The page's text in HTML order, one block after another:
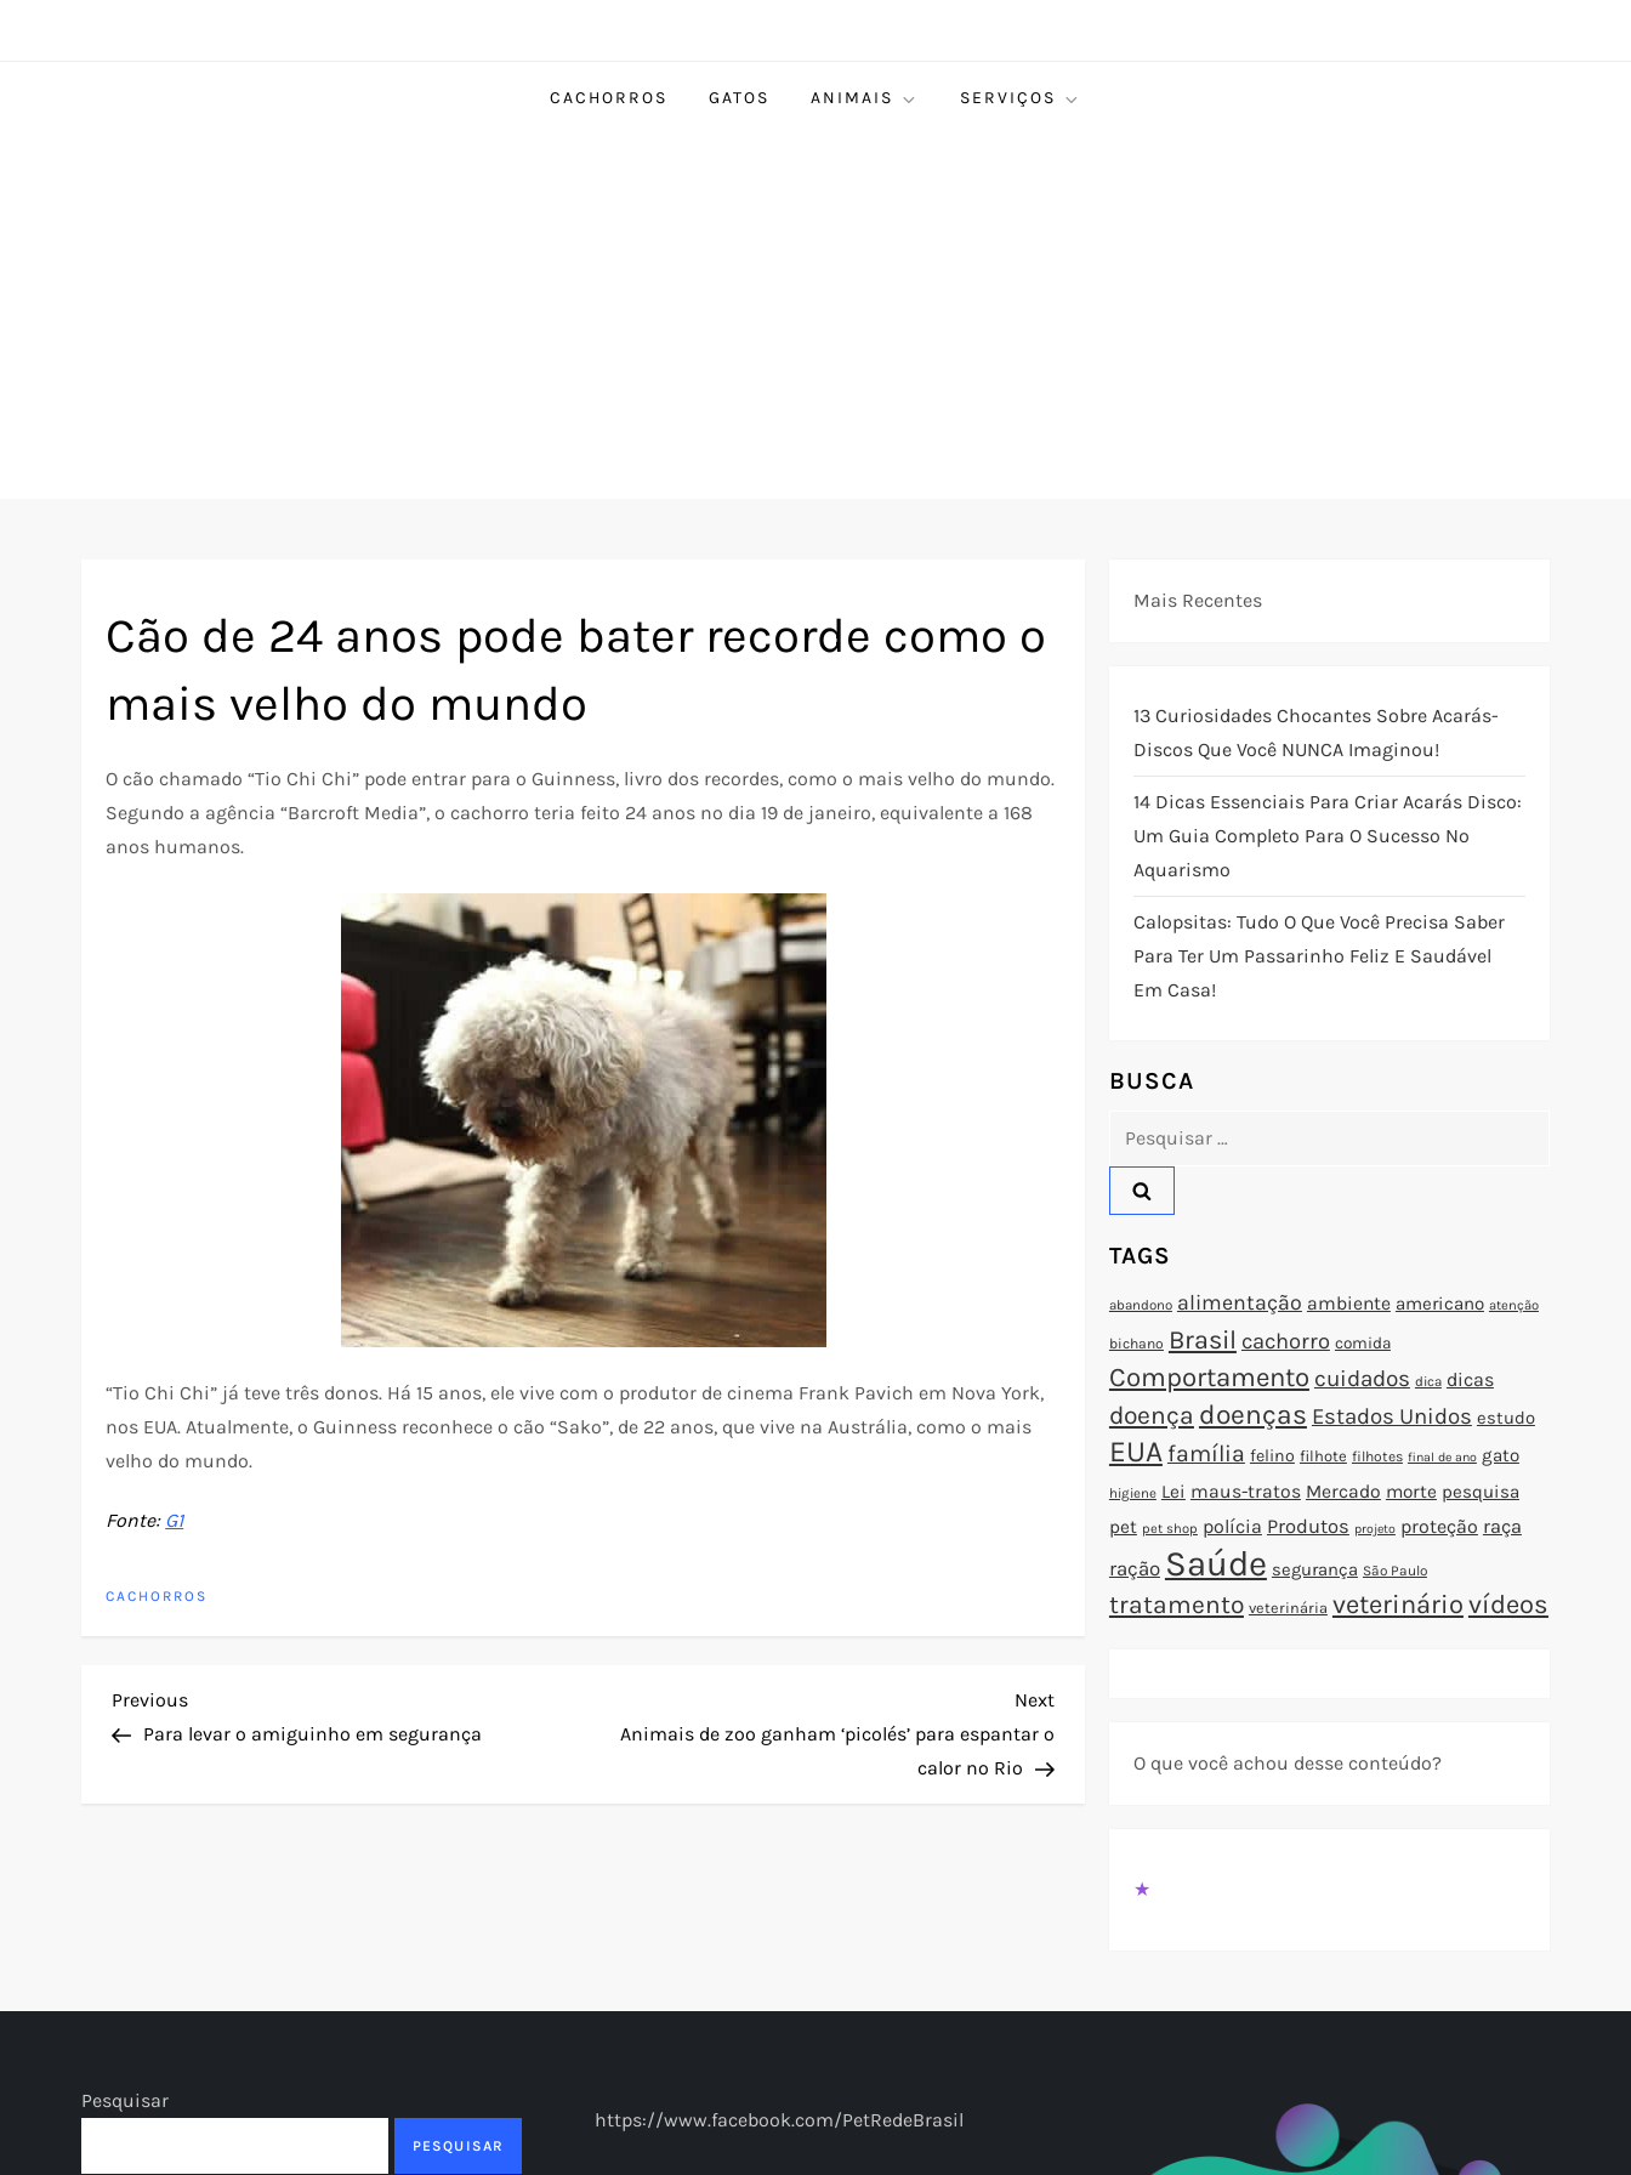
CACHORROS GATOS ANIMAIS SERVIÇOS
Cão de 24 anos pode bater recorde como o
mais velho do mundo
O cão chamado “Tio Chi Chi” pode entrar para o Guinness, livro dos recordes, como o mais velho do mundo.
Segundo a agência “Barcroft Media”, o cachorro teria feito 24 anos no dia 19 de janeiro, equivalente a 168
anos humanos.
“Tio Chi Chi” já teve três donos. Há 15 anos, ele vive com o produtor de cinema Frank Pavich em Nova York,
nos EUA. Atualmente, o Guinness reconhece o cão “Sako”, de 22 anos, que vive na Austrália, como o mais
velho do mundo.
Fonte: G1
CACHORROS
N
ã
Previous
Post
Previous
Para levar o amiguinho em segurança
Next
Post
Next
Animais de zoo ganham ‘picolés’ para espantar o
calor no Rio
Mais Recentes
13 Curiosidades Chocantes Sobre Acarás-
Discos Que Você NUNCA Imaginou!
14 Dicas Essenciais Para Criar Acarás Disco:
Um Guia Completo Para O Sucesso No
Aquarismo
Calopsitas: Tudo O Que Você Precisa Saber
Para Ter Um Passarinho Feliz E Saudável
Em Casa!
BUSCA
Pesquisar
TAGS
abandono alimentação ambiente americano atenção
bichano Brasil cachorro comida
Comportamento cuidados dica dicas
doença doenças Estados Unidos estudo
EUA família felino filhote filhotes final de ano gato
higiene Lei maus-tratos Mercado morte pesquisa
pet pet shop polícia Produtos projeto proteção raça
ração Saúde segurança São Paulo
tratamento veterinária veterináriovídeos
O que você achou desse conteúdo?
★
Pesquisar
PESQUISAR
https://www.facebook.com/PetRedeBrasil